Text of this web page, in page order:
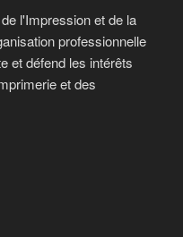
l'Impression et de la
professionnelle
et défend les intérêts
et des